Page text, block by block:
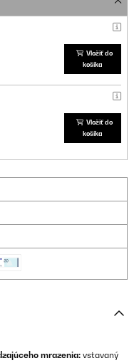
Vložiť do
košíka
Vložiť do
košíka
mrazenia: vstavaný